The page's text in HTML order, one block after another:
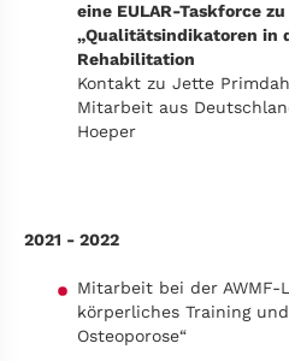
eine EULAR-Taskforce
„Qualitätsindikatoren in
Rehabilitation
Kontakt zu Jette
Mitarbeit aus
Hoeper
2021 - 2022
Mitarbeit bei der
körperliches Training
Osteoporose“